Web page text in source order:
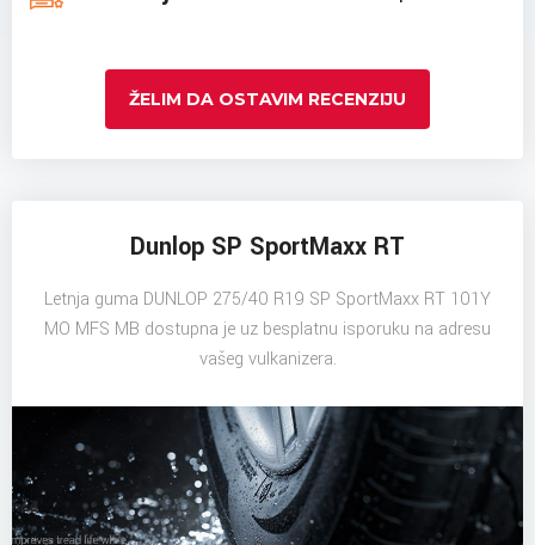
ŽELIM DA OSTAVIM RECENZIJU
Dunlop SP SportMaxx RT
Letnja guma DUNLOP 275/40 R19 SP SportMaxx RT 101Y
MO MFS MB dostupna je uz besplatnu isporuku na adresu
vašeg vulkanizera.